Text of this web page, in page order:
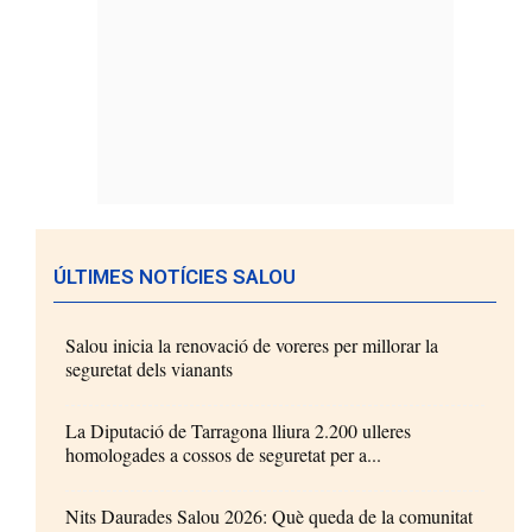
ÚLTIMES NOTÍCIES SALOU
Salou inicia la renovació de voreres per millorar la
seguretat dels vianants
La Diputació de Tarragona lliura 2.200 ulleres
homologades a cossos de seguretat per a...
Nits Daurades Salou 2026: Què queda de la comunitat